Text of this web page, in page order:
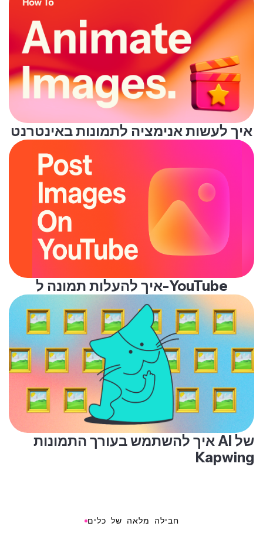
איך לעשות אנימציה לתמונות באינטרנט
איך להעלות תמונה ל-YouTube
איך להשתמש בעורך התמונות AI של
Kapwing
חבילה מלאה של כלים